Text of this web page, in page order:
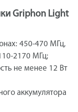
Griphon Light
450-470 МГц,
2170 МГц;
не менее 12 Вт
аккумулятора